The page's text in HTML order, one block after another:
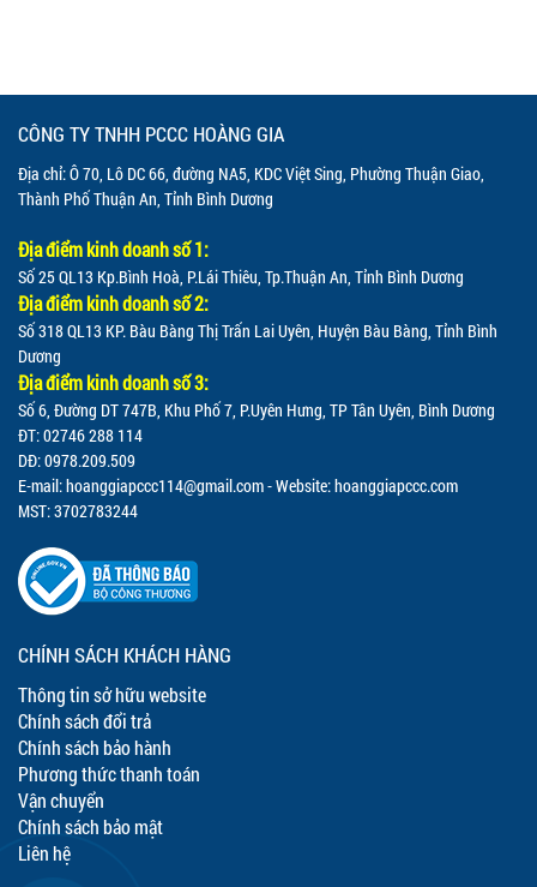
CÔNG TY TNHH PCCC HOÀNG GIA
Địa chỉ: Ô 70, Lô DC 66, đường NA5, KDC Việt Sing, Phường Thuận Giao,
Thành Phố Thuận An, Tỉnh Bình Dương
Địa điểm kinh doanh số 1:
Số 25 QL13 Kp.Bình Hoà, P.Lái Thiêu, Tp.Thuận An, Tỉnh Bình Dương
Địa điểm kinh doanh số 2:
Số 318 QL13 KP. Bàu Bàng Thị Trấn Lai Uyên, Huyện Bàu Bàng, Tỉnh Bình
Dương
Địa điểm kinh doanh số 3:
Số 6, Đường DT 747B, Khu Phố 7, P.Uyên Hưng, TP Tân Uyên, Bình Dương
ĐT: 02746 288 114
DĐ: 0978.209.509
E-mail:hoanggiapccc114@gmail.com- Website: hoanggiapccc.com
MST: 3702783244
CHÍNH SÁCH KHÁCH HÀNG
Thông tin sở hữu website
Chính sách đổi trả
Chính sách bảo hành
Phương thức thanh toán
Vận chuyển
Chính sách bảo mật
Liên hệ